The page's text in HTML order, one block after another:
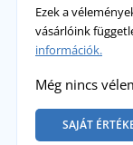
Ezek a
vásárlóink
információk.
Még nincs
SAJÁT